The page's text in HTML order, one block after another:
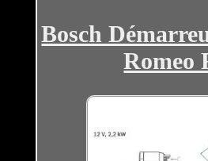
Bosch
Romeo